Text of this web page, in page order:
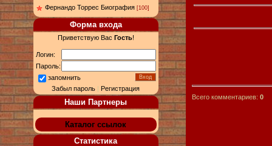
Фернандо Торрес Биография [100]
Форма входа
Приветствую Вас Гость!
Логин:
Пароль:
запомнить
Забыл пароль |Регистрация
Наши Партнеры
Каталог ссылок
Статистика
Всего комментариев: 0